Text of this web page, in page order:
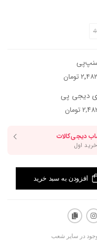
دیجی پی
افزودن به سبد خرید
در سایر شعب